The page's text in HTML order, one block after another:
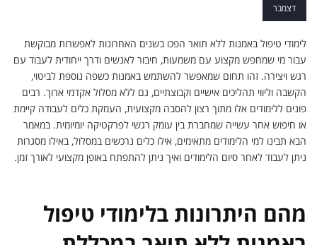
דצמבר
לימודי טיפול באמנות ללא תואר הפכו בשנים האחרונות לאפשרות מבוקשת
עבור מי שמחפש מקצוע עם משמעות, חיבור לאנשים ודרך ייחודית לעבוד עם
רגש ויצירה. זהו תחום שמאפשר להשתמש באמנות כשפה נוספת לביטוי,
הקשבה וליווי תהליכים אישיים וקבוצתיים, גם ללא מסלול אקדמי ארוך. רבים
פונים ללימודים אלו מתוך רצון להסבה מקצועית, העמקת כלים לעבודה קיימת
או חיפוש אחר עשייה שמחברת בין עומק רגשי לפרקטיקה יומיומית. במאמר
הבא תבינו למי הלימודים מתאימים, אילו כלים נרכשים במסלול, באילו מסגרות
ניתן לעבוד לאחר סיום הלימודים ואיך ניתן להתפתח באופן מקצועי לאורך זמן.
מהם היתרונות בלימודי טיפול